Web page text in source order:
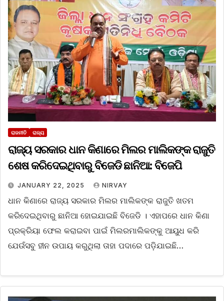
ରାଜନୀତି ରାଜ୍ୟ
ରାଜ୍ୟ ସରକାର ଧାନ କିଣାରେ ମିଲର ମାଲିକଙ୍କ ରାଜୁତି
ଶେଷ କରିଦେଇଥିବାରୁ ବିଜେଡି ଛାନିଆ: ବିଜେପି
JANUARY 22, 2025 NIRVAY
ଧାନ କିଣାରେ ରାଜ୍ୟ ସରକାର ମିଲର ମାଲିକଙ୍କ ରାଜୁତି ଖତମ
କରିଦେଇଥିବାରୁ ଛାନିଆ ହୋଇଯାଇଛି ବିଜେଡି । ଏହାପରେ ଧାନ କିଣା
ପ୍ରକ୍ରିୟା ଫେଲ କରାଇବା ପାଇଁ ମିଲରମାଲିକଙ୍କୁ ଆୟୁଧ କରି
ଯେଉଁସବୁ ହୀନ ଉପାୟ କରୁଥିଲା ତାହା ପଦାରେ ପଡ଼ିଯାଇଛି…